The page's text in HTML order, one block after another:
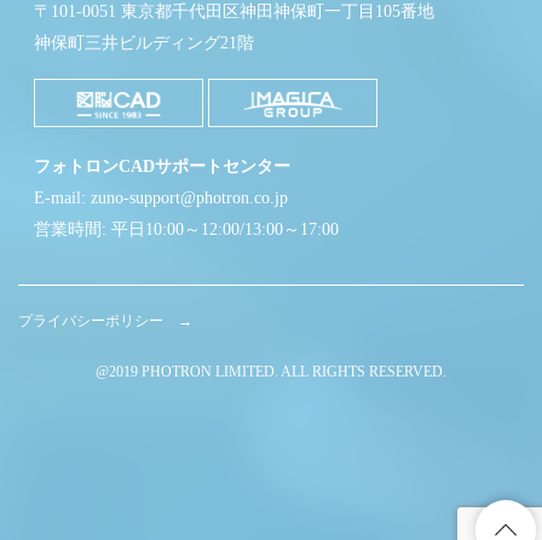
〒101-0051 東京都千代田区神田神保町一丁目105番地
神保町三井ビルディング21階
フォトロンCADサポートセンター
E-mail: zuno-support@photron.co.jp
営業時間: 平日10:00～12:00/13:00～17:00
プライバシーポリシー →
@2019 PHOTRON LIMITED. ALL RIGHTS RESERVED.